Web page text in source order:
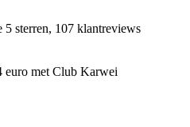
5 sterren, 107 klantreviews
euro met Club Karwei